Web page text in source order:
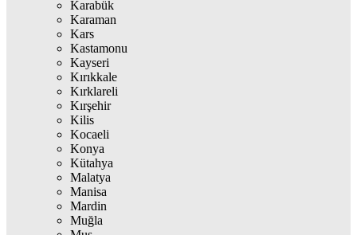
Karabük
Karaman
Kars
Kastamonu
Kayseri
Kırıkkale
Kırklareli
Kırşehir
Kilis
Kocaeli
Konya
Kütahya
Malatya
Manisa
Mardin
Muğla